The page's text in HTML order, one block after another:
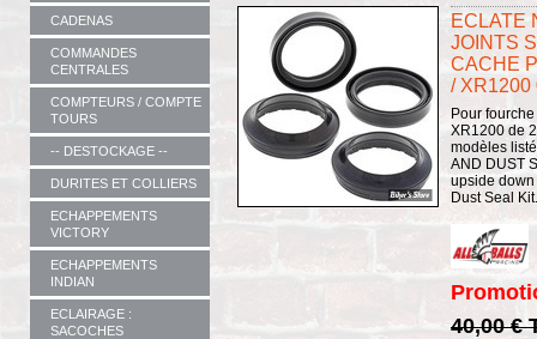
CADENAS
COMMANDES
CENTRALES
COMPTEURS / COMPTE
TOURS
-- DESTOCKAGE --
DURITES ET COLLIERS
ECHAPPEMENTS
VICTORY
ECHAPPEMENTS
INDIAN
ECLAIRAGE :
SACOCHES
ECLATE
JOINTS
CACHE
/ XR1200
Pour
XR1200 de
modèles
AND DUST
upside
Dust Seal
40,00 €